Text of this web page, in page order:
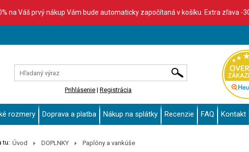
na Váš prvý nákup Vám bude automaticky započítaná v košíku. Extra zľava -
Prihlásenie | Registrácia
rozmery Doprava a platba Nákup na splátky Recenzie FAQ Kontakt
tu: Úvod DOPLNKY Paplóny a vankúše